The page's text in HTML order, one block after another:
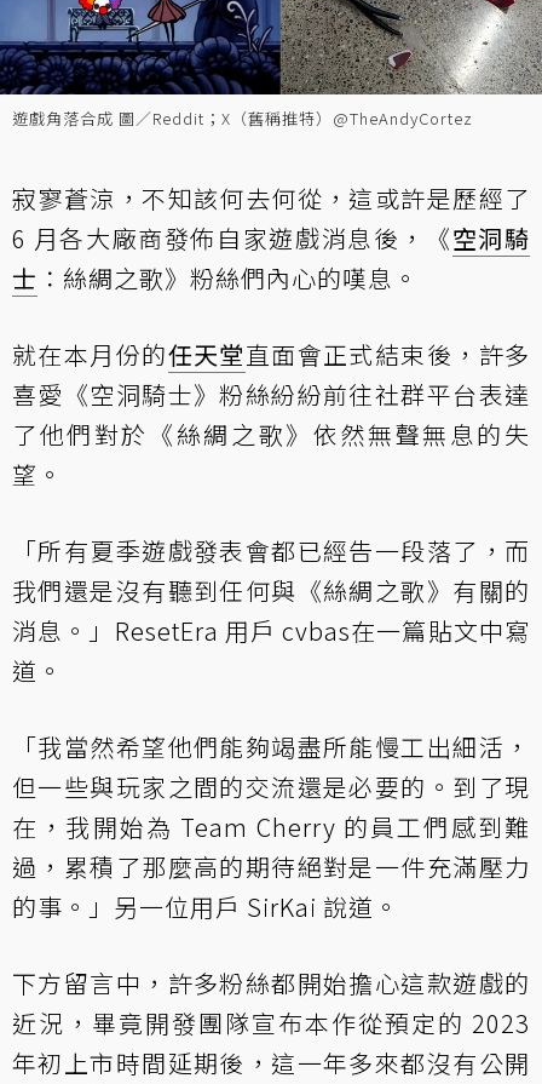
遊戲角落合成 圖／Reddit；X（舊稱推特）@TheAndyCortez
寂寥蒼涼，不知該何去何從，這或許是歷經了
6 月各大廠商發佈自家遊戲消息後，《空洞騎
士 ：絲綢之歌》粉絲們內心的嘆息。
就在本月份的任天堂直面會正式結束後，許多
喜愛《空洞騎士》粉絲紛紛前往社群平台表達
了他們對於《絲綢之歌》依然無聲無息的失
望。
「所有夏季遊戲發表會都已經告一段落了，而
我們還是沒有聽到任何與《絲綢之歌》有關的
消息。」 ResetEra 用戶 cvbas在一篇貼文中寫
道。
「我當然希望他們能夠竭盡所能慢工出細活，
但一些與玩家之間的交流還是必要的。到了現
在，我開始為 Team Cherry 的員工們感到難
過，累積了那麼高的期待絕對是一件充滿壓力
的事。」另一位用戶 SirKai 說道。
下方留言中，許多粉絲都開始擔心這款遊戲的
近況，畢竟開發團隊宣布本作從預定的 2023
年初上市時間延期後，這一年多來都沒有公開